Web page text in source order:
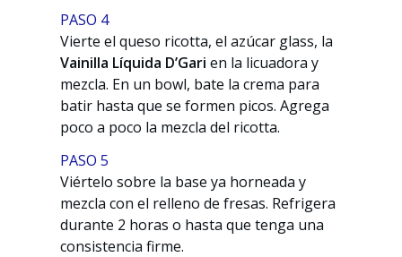
PASO 4
Vierte el queso ricotta, el azúcar glass, la
Vainilla Líquida D’Gari en la licuadora y
mezcla. En un bowl, bate la crema para
batir hasta que se formen picos. Agrega
poco a poco la mezcla del ricotta.
PASO 5
Viértelo sobre la base ya horneada y
mezcla con el relleno de fresas. Refrigera
durante 2 horas o hasta que tenga una
consistencia firme.